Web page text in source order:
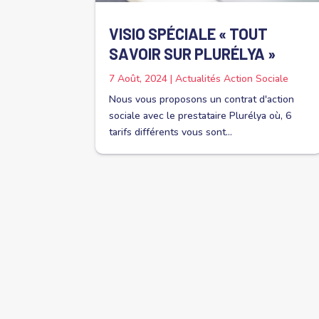
VISIO SPÉCIALE « TOUT
SAVOIR SUR PLURÉLYA »
7 Août, 2024 |Actualités Action Sociale
Nous vous proposons un contrat d'action
sociale avec le prestataire Plurélya où, 6
tarifs différents vous sont...